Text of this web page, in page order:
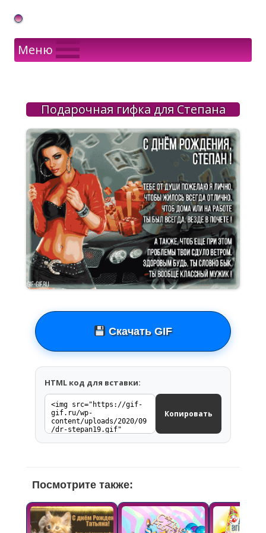
Gif Открытки в подарок
Меню
Подарочная гифка для Степана
Скачать GIF
HTML код для вставки:
Копировать
Посмотрите также: